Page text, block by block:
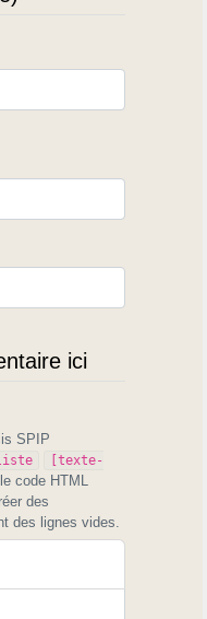
ici
SPIP
[texte-
code HTML
des
des lignes vides.